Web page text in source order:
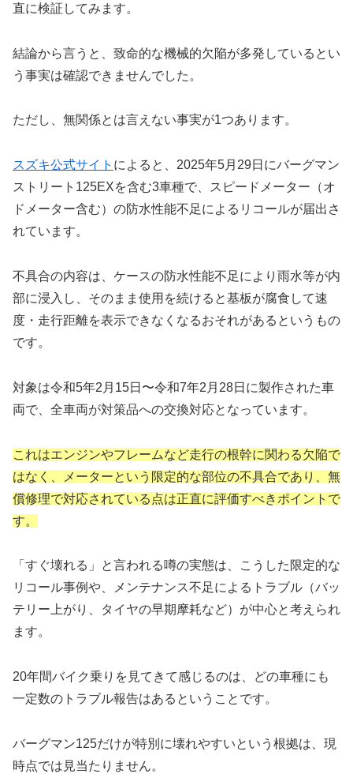
直に検証してみます。
結論から言うと、致命的な機械的欠陥が多発しているとい
う事実は確認できませんでした。
ただし、無関係とは言えない事実が1つあります。
スズキ公式サイト によると、2025年5月29日にバーグマン
ストリート125EXを含む3車種で、スピードメーター（オ
ドメーター含む）の防水性能不足によるリコールが届出さ
れています。
不具合の内容は、ケースの防水性能不足により雨水等が内
部に浸入し、そのまま使用を続けると基板が腐食して速
度・走行距離を表示できなくなるおそれがあるというもの
です。
対象は令和5年2月15日〜令和7年2月28日に製作された車
両で、全車両が対策品への交換対応となっています。
これはエンジンやフレームなど走行の根幹に関わる欠陥で
はなく、メーターという限定的な部位の不具合であり、無
償修理で対応されている点は正直に評価すべきポイントで
す。
「すぐ壊れる」と言われる噂の実態は、こうした限定的な
リコール事例や、メンテナンス不足によるトラブル（バッ
テリー上がり、タイヤの早期摩耗など）が中心と考えられ
ます。
20年間バイク乗りを見てきて感じるのは、どの車種にも
一定数のトラブル報告はあるということです。
バーグマン125だけが特別に壊れやすいという根拠は、現
時点では見当たりません。